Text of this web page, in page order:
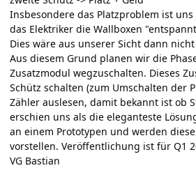
Insbesondere das Platzproblem ist
das Elektriker die Wallboxen
Dies wäre aus unserer Sicht dann
Aus diesem Grund planen wir die
Zusatzmodul wegzuschalten. Dieses
Schütz schalten (zum Umschalten der
Zähler auslesen, damit bekannt ist ob
erschien uns als die eleganteste
an einem Prototypen und werden
vorstellen. Veröffentlichung ist für Q1
VG Bastian